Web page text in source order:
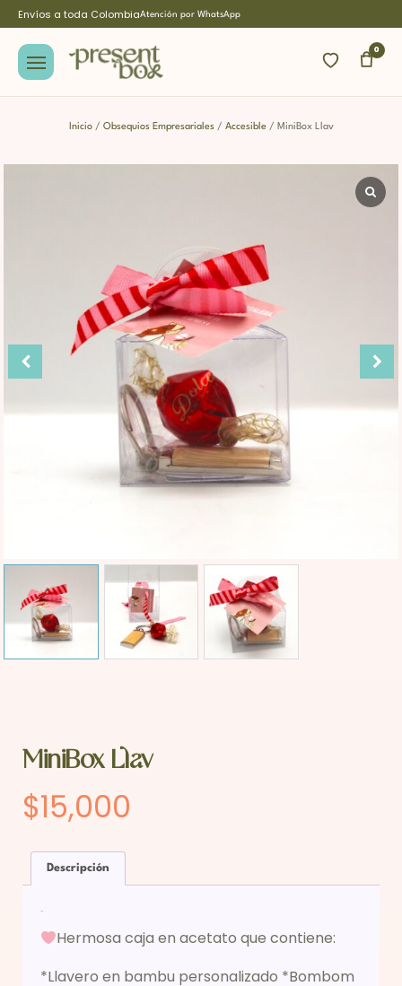
Envíos a toda ColombiaAtención por WhatsApp
0
Inicio/ Obsequios Empresariales/ Accesible/ MiniBox Llav
MiniBox Llav
$15,000
Descripción
Hermosa caja en acetato que contiene:
*Llavero en bambu personalizado *Bombom